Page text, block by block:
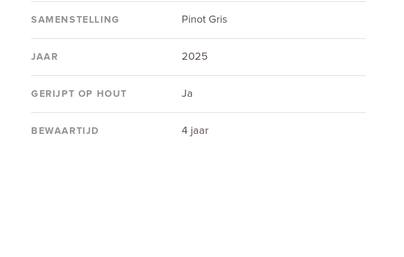
SAMENSTELLING Pinot Gris
JAAR 2025
GERIJPT OP HOUT Ja
BEWAARTIJD 4 jaar